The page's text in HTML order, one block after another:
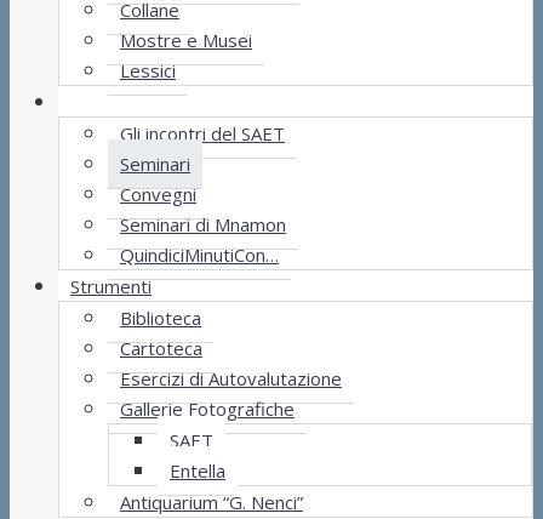
Collane
Mostre e Musei
Lessici
Incontri
Gli incontri del SAET
Seminari
Convegni
Seminari di Mnamon
QuindiciMinutiCon…
Strumenti
Biblioteca
Cartoteca
Esercizi di Autovalutazione
Gallerie Fotografiche
SAET
Entella
Antiquarium “G. Nenci”